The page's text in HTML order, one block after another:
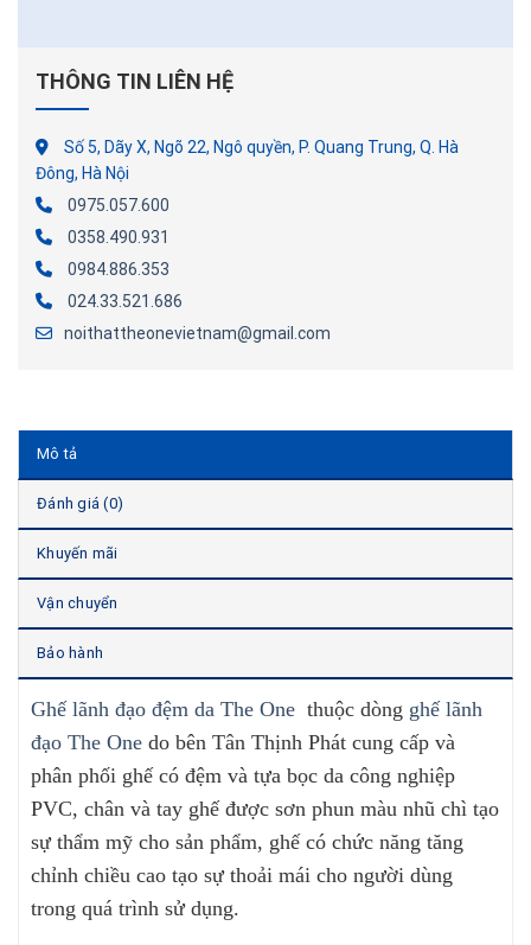
THÔNG TIN LIÊN HỆ
Số 5, Dãy X, Ngõ 22, Ngô quyền, P. Quang Trung, Q. Hà
Đông, Hà Nội
0975.057.600
0358.490.931
0984.886.353
024.33.521.686
noithattheonevietnam@gmail.com
Mô tả
Đánh giá (0)
Khuyến mãi
Vận chuyển
Bảo hành
Ghế lãnh đạo đệm da The One thuộc dòng ghế lãnh
đạo The One do bên Tân Thịnh Phát cung cấp và
phân phối ghế có đệm và tựa bọc da công nghiệp
PVC, chân và tay ghế được sơn phun màu nhũ chì tạo
sự thẩm mỹ cho sản phẩm, ghế có chức năng tăng
chỉnh chiều cao tạo sự thoải mái cho người dùng
trong quá trình sử dụng.